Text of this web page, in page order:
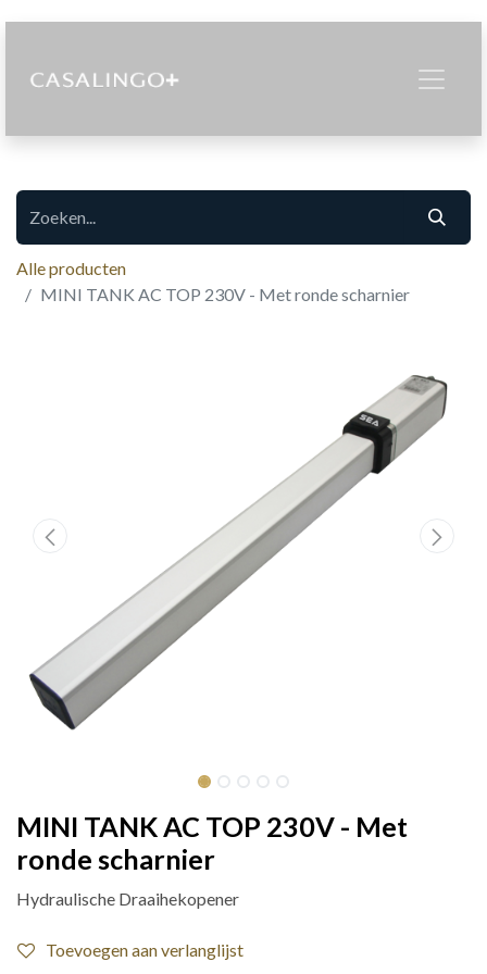
Alle producten
MINI TANK AC TOP 230V - Met ronde scharnier
MINI TANK AC TOP 230V - Met
ronde scharnier
Hydraulische Draaihekopener
Toevoegen aan verlanglijst